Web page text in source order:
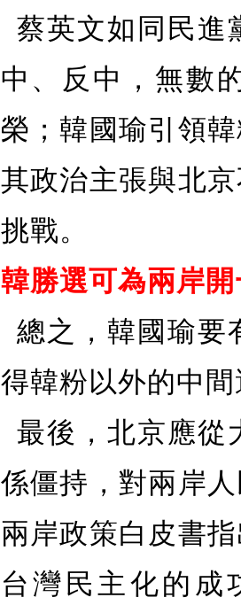
蔡英文如同民進
中、反中，無數
榮；韓國瑜引領
其政治主張與北
挑戰。
韓勝選可為兩岸
總之，韓國瑜要
得韓粉以外的中
最後，北京應從
係僵持，對兩岸
兩岸政策白皮書
台灣民主化的成